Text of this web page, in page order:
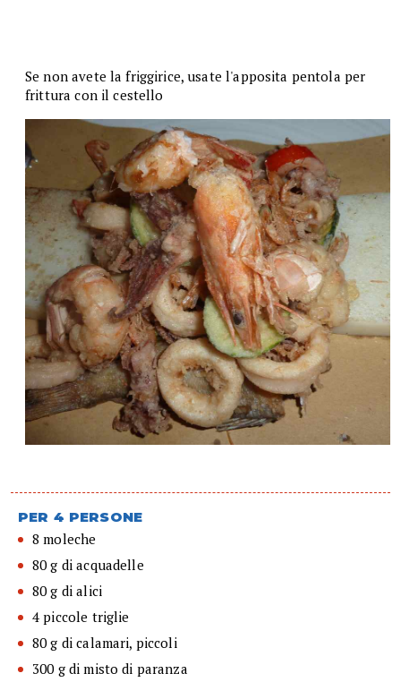
Se non avete la friggirice, usate l'apposita pentola per
frittura con il cestello
PER 4 PERSONE
8 moleche
80 g di acquadelle
80 g di alici
4 piccole triglie
80 g di calamari, piccoli
300 g di misto di paranza